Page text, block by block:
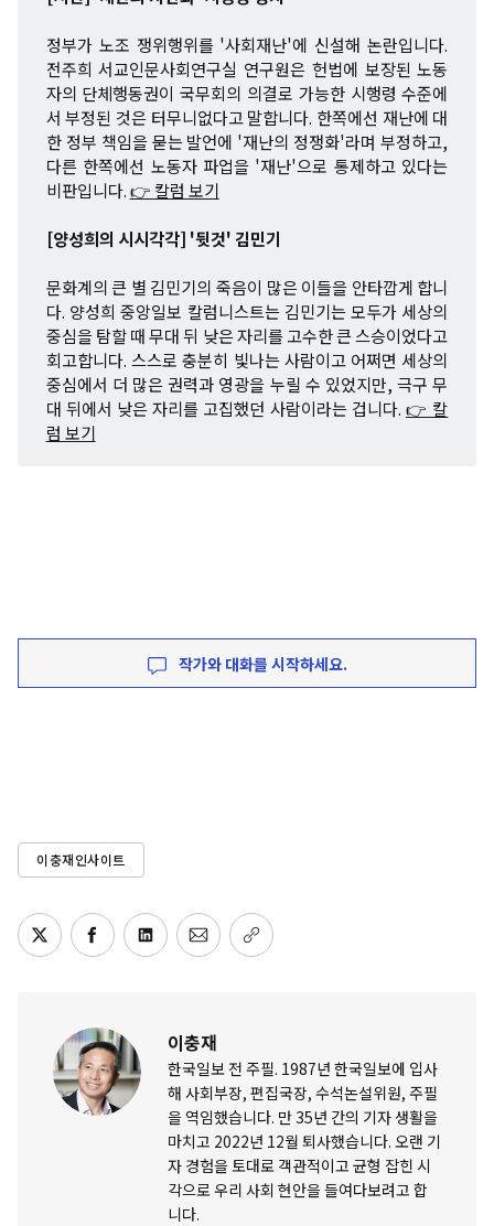
정부가 노조 쟁위행위를 '사회재난'에 신설해 논란입니다.
전주희 서교인문사회연구실 연구원은 헌법에 보장된 노동
자의 단체행동권이 국무회의 의결로 가능한 시행령 수준에
서 부정된 것은 터무니없다고 말합니다. 한쪽에선 재난에 대
한 정부 책임을 묻는 발언에 '재난의 정쟁화'라며 부정하고,
다른 한쪽에선 노동자 파업을 '재난'으로 통제하고 있다는
비판입니다.👉 칼럼 보기
[양성희의 시시각각] '뒷것' 김민기
문화계의 큰 별 김민기의 죽음이 많은 이들을 안타깝게 합니
다. 양성희 중앙일보 칼럼니스트는 김민기는 모두가 세상의
중심을 탐할 때 무대 뒤 낮은 자리를 고수한 큰 스승이었다고
회고합니다. 스스로 충분히 빛나는 사람이고 어쩌면 세상의
중심에서 더 많은 권력과 영광을 누릴 수 있었지만, 극구 무
대 뒤에서 낮은 자리를 고집했던 사람이라는 겁니다.👉 칼
럼 보기
작가와 대화를 시작하세요.
이충재인사이트
이충재
한국일보 전 주필. 1987년 한국일보에 입사
해 사회부장, 편집국장, 수석논설위원, 주필
을 역임했습니다. 만 35년 간의 기자 생활을
마치고 2022년 12월 퇴사했습니다. 오랜 기
자 경험을 토대로 객관적이고 균형 잡힌 시
각으로 우리 사회 현안을 들여다보려고 합
니다.